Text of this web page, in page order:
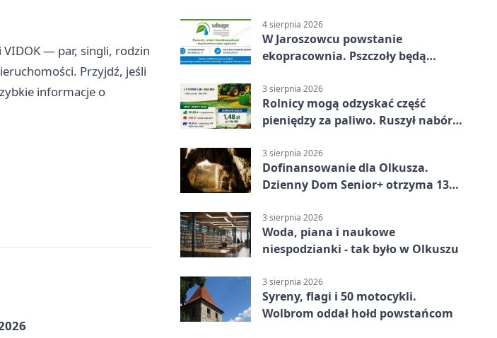
— par, singli, rodzin
Przyjdź, jeśli
informacje o
4 sierpnia 2026
W Jaroszowcu powstanie
ekopracownia. Pszczoły będą
3 sierpnia 2026
Rolnicy mogą odzyskać część
pieniędzy za paliwo. Ruszył nabór
3 sierpnia 2026
Dofinansowanie dla Olkusza.
Dzienny Dom Senior+ otrzyma 134
3 sierpnia 2026
Woda, piana i naukowe
niespodzianki - tak było w Olkuszu
3 sierpnia 2026
Syreny, flagi i 50 motocykli.
Wolbrom oddał hołd powstańcom